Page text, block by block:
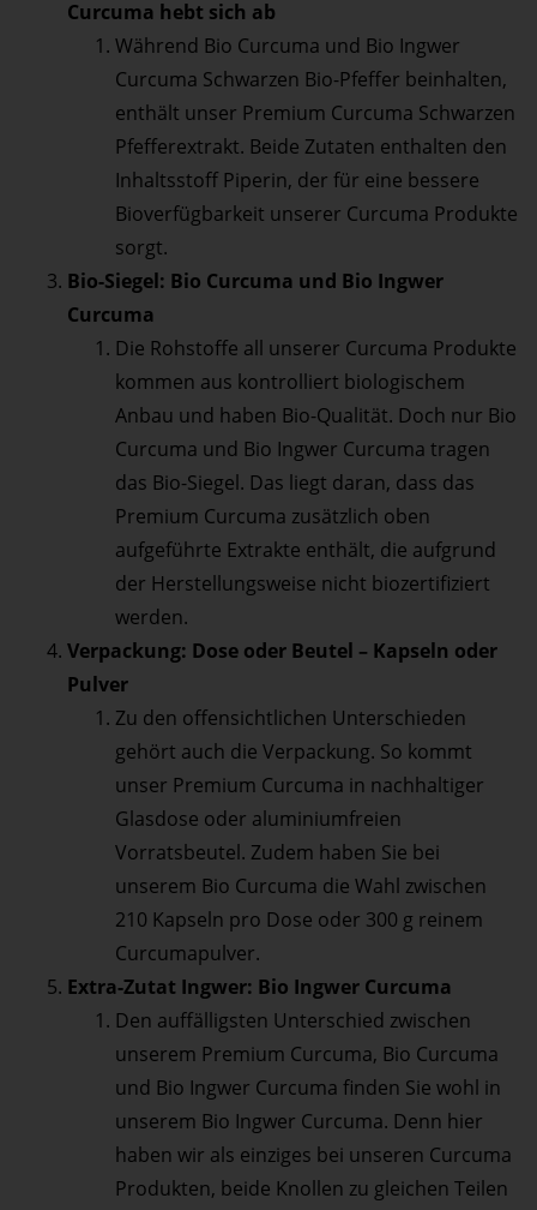
Curcuma hebt sich ab
Während Bio Curcuma und Bio Ingwer
Curcuma Schwarzen Bio-Pfeffer beinhalten,
enthält unser Premium Curcuma Schwarzen
Pfefferextrakt. Beide Zutaten enthalten den
Inhaltsstoff Piperin, der für eine bessere
Bioverfügbarkeit unserer Curcuma Produkte
sorgt.
Bio-Siegel: Bio Curcuma und Bio Ingwer
Curcuma
Die Rohstoffe all unserer Curcuma Produkte
kommen aus kontrolliert biologischem
Anbau und haben Bio-Qualität. Doch nur Bio
Curcuma und Bio Ingwer Curcuma tragen
das Bio-Siegel. Das liegt daran, dass das
Premium Curcuma zusätzlich oben
aufgeführte Extrakte enthält, die aufgrund
der Herstellungsweise nicht biozertifiziert
werden.
Verpackung: Dose oder Beutel – Kapseln oder
Pulver
Zu den offensichtlichen Unterschieden
gehört auch die Verpackung. So kommt
unser Premium Curcuma in nachhaltiger
Glasdose oder aluminiumfreien
Vorratsbeutel. Zudem haben Sie bei
unserem Bio Curcuma die Wahl zwischen
210 Kapseln pro Dose oder 300 g reinem
Curcumapulver.
Extra-Zutat Ingwer: Bio Ingwer Curcuma
Den auffälligsten Unterschied zwischen
unserem Premium Curcuma, Bio Curcuma
und Bio Ingwer Curcuma finden Sie wohl in
unserem Bio Ingwer Curcuma. Denn hier
haben wir als einziges bei unseren Curcuma
Produkten, beide Knollen zu gleichen Teilen